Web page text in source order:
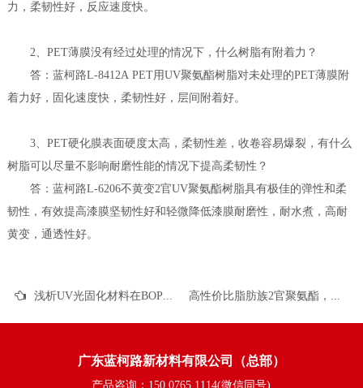
力，柔韧性好，反应速度快。
2、PET薄膜没有经过处理的情况下，什么树脂有附着力？
答：蓝柯路L-8412A PET用UV聚氨酯树脂对未处理的PET薄膜附
着力好，固化速度快，柔韧性好，层间附着好。
3、PET硬化膜表面硬度太高，柔韧性差，收卷容易爆裂，有什么
树脂可以尽量不影响耐磨性能的情况下提高柔韧性？
答：蓝柯路L-6206不黄变2官UV聚氨酯树脂具有极佳的弹性和柔
韧性，有效提高漆膜坚韧性好和轻微降低漆膜耐磨性，耐水煮，高耐
黄变，通透性好。
广东蓝柯路新材料有限公司（总部）
产品咨询：150 0765 1114(微信同号)